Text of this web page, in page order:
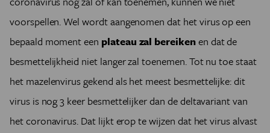
voorspellen. Wel wordt aangenomen dat het virus op een
bepaald moment een plateau zal bereikenen dat de
besmettelijkheid niet langer zal toenemen. Tot nu toe staat
het mazelenvirus gekend als het meest besmettelijke: dit
virus is nog 3 keer besmettelijker dan de deltavariant van
het coronavirus. Dat lijkt erop te wijzen dat het virus alvast